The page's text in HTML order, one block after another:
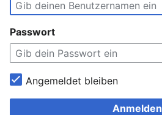
Passwort
Angemeldet bleiben
Anmelden